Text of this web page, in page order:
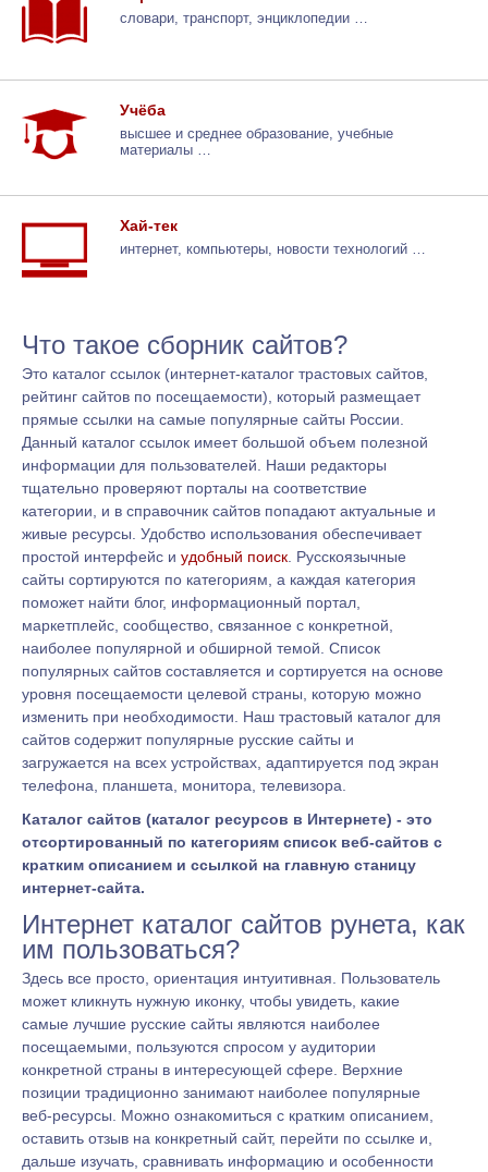
словари, транспорт, энциклопедии …
Учёба
высшее и среднее образование, учебные
материалы …
Хай-тек
интернет, компьютеры, новости технологий …
Что такое сборник сайтов?
Это каталог ссылок (интернет-каталог трастовых сайтов,
рейтинг сайтов по посещаемости), который размещает
прямые ссылки на самые популярные сайты России.
Данный каталог ссылок имеет большой объем полезной
информации для пользователей. Наши редакторы
тщательно проверяют порталы на соответствие
категории, и в справочник сайтов попадают актуальные и
живые ресурсы. Удобство использования обеспечивает
простой интерфейс и удобный поиск . Русскоязычные
сайты сортируются по категориям, а каждая категория
поможет найти блог, информационный портал,
маркетплейс, сообщество, связанное с конкретной,
наиболее популярной и обширной темой. Список
популярных сайтов составляется и сортируется на основе
уровня посещаемости целевой страны, которую можно
изменить при необходимости. Наш трастовый каталог для
сайтов содержит популярные русские сайты и
загружается на всех устройствах, адаптируется под экран
телефона, планшета, монитора, телевизора.
Каталог сайтов (каталог ресурсов в Интернете) - это
отсортированный по категориям список веб-сайтов с
кратким описанием и ссылкой на главную станицу
интернет-сайта.
Интернет каталог сайтов рунета, как
им пользоваться?
Здесь все просто, ориентация интуитивная. Пользователь
может кликнуть нужную иконку, чтобы увидеть, какие
самые лучшие русские сайты являются наиболее
посещаемыми, пользуются спросом у аудитории
конкретной страны в интересующей сфере. Верхние
позиции традиционно занимают наиболее популярные
веб-ресурсы. Можно ознакомиться с кратким описанием,
оставить отзыв на конкретный сайт, перейти по ссылке и,
дальше изучать, сравнивать информацию и особенности